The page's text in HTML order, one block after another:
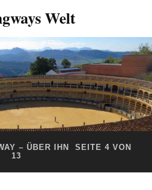
Welt
– ÜBER IHN
SEITE 4 VON
13